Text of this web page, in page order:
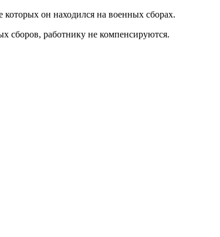
которых он находился на военных сборах.
сборов, работнику не компенсируются.